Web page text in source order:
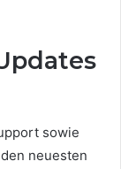
sowie
neuesten